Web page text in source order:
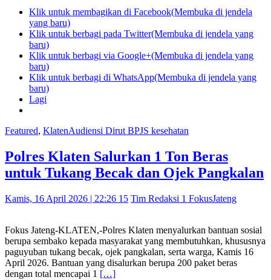
Klik untuk membagikan di Facebook(Membuka di jendela
yang baru)
Klik untuk berbagi pada Twitter(Membuka di jendela yang
baru)
Klik untuk berbagi via Google+(Membuka di jendela yang
baru)
Klik untuk berbagi di WhatsApp(Membuka di jendela yang
baru)
Lagi
Featured, KlatenAudiensi Dirut BPJS kesehatan
Polres Klaten Salurkan 1 Ton Beras
untuk Tukang Becak dan Ojek Pangkalan
Kamis, 16 April 2026 | 22:26 15 Tim Redaksi 1 FokusJateng
Fokus Jateng-KLATEN,-Polres Klaten menyalurkan bantuan sosial
berupa sembako kepada masyarakat yang membutuhkan, khususnya
paguyuban tukang becak, ojek pangkalan, serta warga, Kamis 16
April 2026. Bantuan yang disalurkan berupa 200 paket beras
dengan total mencapai 1 […]